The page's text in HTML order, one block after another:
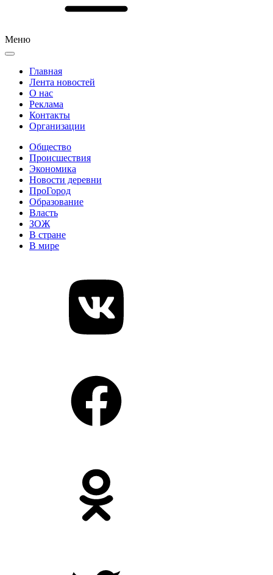
Меню
Главная
Лента новостей
О нас
Реклама
Контакты
Организации
Общество
Происшествия
Экономика
Новости деревни
ПроГород
Образование
Власть
ЗОЖ
В стране
В мире